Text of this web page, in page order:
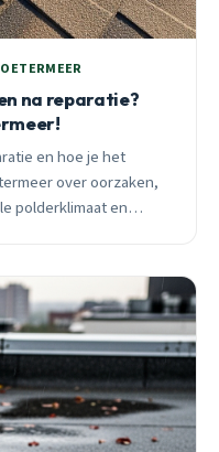
na reparatie?
en hoe je het
over oorzaken,
polderklimaat en